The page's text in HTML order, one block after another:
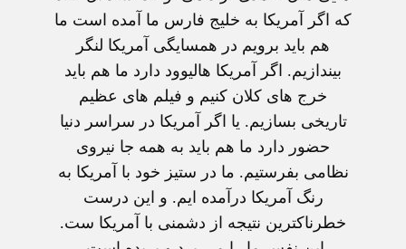
که اگر آمریکا به خلیج فارس ما آمده است ما
هم باید برویم در همسایگی آمریکا لنگر
بیندازیم. اگر آمریکا هالیوود دارد ما هم باید
خرج های کلان کنیم و فیلم های عظیم
تاریخی بسازیم. یا اگر آمریکا در سراسر دنیا
حضور دارد ما هم باید به همه جا نیروی
نظامی بفرستیم. ما در ستیز خود با آمریکا به
رنگ آمریکا درآمده ایم. و این درست
خطرناکترین نتیجه از دشمنی با آمریکا ست.